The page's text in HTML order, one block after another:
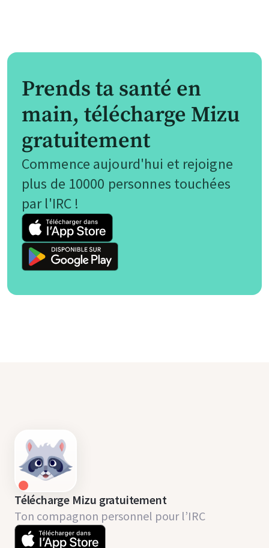
Prends ta santé en
main, télécharge Mizu
gratuitement
Commence aujourd'hui et rejoigne
plus de 10000 personnes touchées
par l'IRC !
Télécharge Mizu gratuitement
Ton compagnon personnel pour l’IRC